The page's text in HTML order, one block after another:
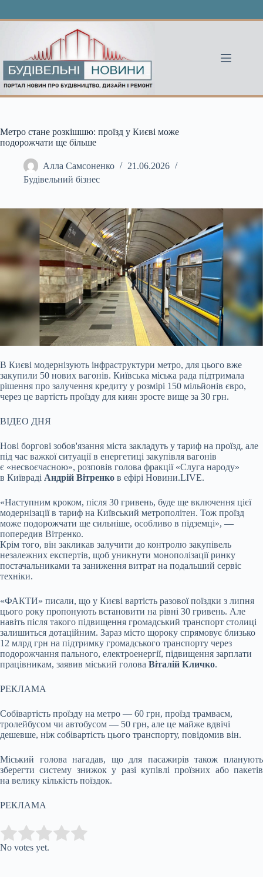
Метро стане розкішшю: проїзд у Києві може
подорожчати ще більше
Алла Самсоненко
21.06.2026
Будівельний бізнес
В Києві модернізують інфраструктури метро, для цього вже
закупили 50 нових вагонів. Київська міська рада підтримала
рішення про залучення кредиту у розмірі 150 мільйонів євро,
через це вартість проїзду для киян зросте вище за 30 грн.
ВІДЕО ДНЯ
Нові боргові зобов'язання міста закладуть у тариф на проїзд, але
під час важкої ситуації в енергетиці закупівля вагонів
є «несвоєчасною», розповів голова фракції «Слуга народу»
в Київраді Андрій Вітренко в ефірі Новини.LIVE.
«Наступним кроком, після 30 гривень, буде ще включення цієї
модернізації в тариф на Київський метрополітен. Тож проїзд
може подорожчати ще сильніше, особливо в підземці», —
попередив Вітренко.
Крім того, він закликав залучити до контролю закупівель
незалежних експертів, щоб уникнути монополізації ринку
постачальниками та заниження витрат на подальший сервіс
техніки.
«ФАКТИ» писали, що у Києві вартість разової поїздки з липня
цього року пропонують встановити на рівні 30 гривень. Але
навіть після такого підвищення громадський транспорт столиці
залишиться дотаційним. Зараз місто щороку спрямовує близько
12 млрд грн на підтримку громадського транспорту через
подорожчання пального, електроенергії, підвищення зарплати
працівникам, заявив міський голова Віталій Кличко.
РЕКЛАМА
Собівартість проїзду на метро — 60 грн, проїзд трамваєм,
тролейбусом чи автобусом — 50 грн, але це майже вдвічі
дешевше, ніж собівартість цього транспорту, повідомив він.
Міський голова нагадав, що для пасажирів також планують
зберегти систему знижок у разі купівлі проїзних або пакетів
на велику кількість поїздок.
РЕКЛАМА
Rate this item:
No votes yet.